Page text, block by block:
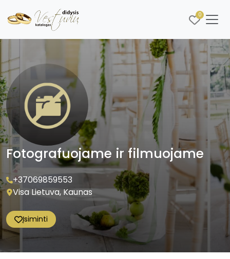
0
Fotografuojame ir filmuojame
+37069859553
Visa Lietuva, Kaunas
Įsiminti